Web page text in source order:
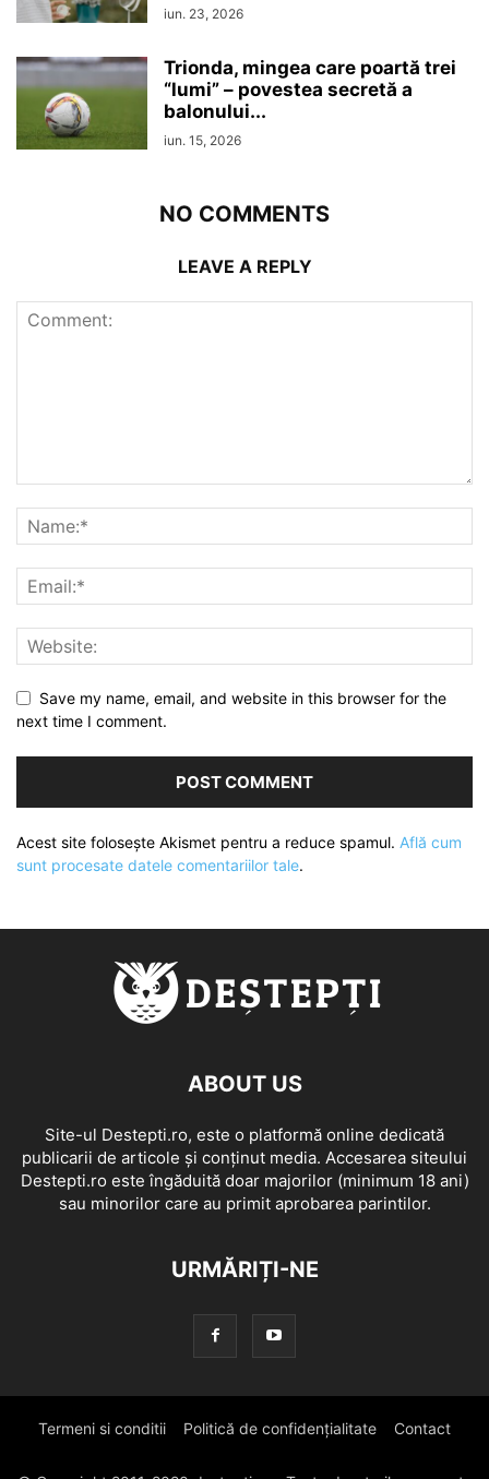
iun. 23, 2026
Trionda, mingea care poartă trei
“lumi” – povestea secretă a
balonului...
iun. 15, 2026
NO COMMENTS
LEAVE A REPLY
Save my name, email, and website in this browser for the
next time I comment.
Acest site folosește Akismet pentru a reduce spamul. Află cum
sunt procesate datele comentariilor tale.
ABOUT US
Site-ul Destepti.ro, este o platformă online dedicată
publicarii de articole și conținut media. Accesarea siteului
Destepti.ro este îngăduită doar majorilor (minimum 18 ani)
sau minorilor care au primit aprobarea parintilor.
URMĂRIȚI-NE
Termeni si conditii Politică de confidențialitate Contact